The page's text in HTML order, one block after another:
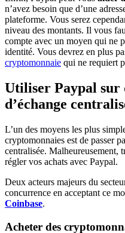
n’avez besoin que d’une
plateforme. Vous serez
niveau des montants. Il vous
compte avec un moyen qui ne
identité. Vous devrez en plus
cryptomonnaie qui ne requiert
Utiliser Paypal sur
d’échange
L’un des moyens les plus
cryptomonnaies est de passer
centralisée. Malheureusement,
régler vos achats avec Paypal.
Deux acteurs majeurs du
concurrence en acceptant ce
Coinbase.
Acheter des